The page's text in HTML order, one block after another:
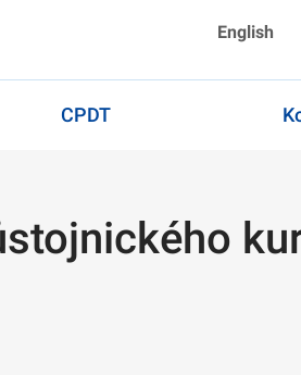
English
CPDT